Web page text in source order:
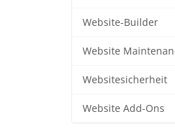
Website-Builder
Website
Websitesicherheit
Website Add-Ons